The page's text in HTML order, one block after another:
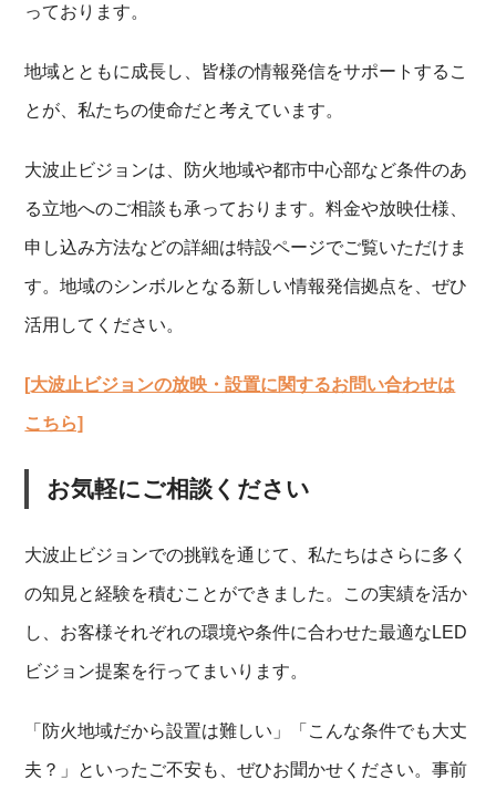
っております。
地域とともに成長し、皆様の情報発信をサポートするこ
とが、私たちの使命だと考えています。
大波止ビジョンは、防火地域や都市中心部など条件のあ
る立地へのご相談も承っております。料金や放映仕様、
申し込み方法などの詳細は特設ページでご覧いただけま
す。地域のシンボルとなる新しい情報発信拠点を、ぜひ
活用してください。
[大波止ビジョンの放映・設置に関するお問い合わせは
こちら]
お気軽にご相談ください
大波止ビジョンでの挑戦を通じて、私たちはさらに多く
の知見と経験を積むことができました。この実績を活か
し、お客様それぞれの環境や条件に合わせた最適なLED
ビジョン提案を行ってまいります。
「防火地域だから設置は難しい」「こんな条件でも大丈
夫？」といったご不安も、ぜひお聞かせください。事前